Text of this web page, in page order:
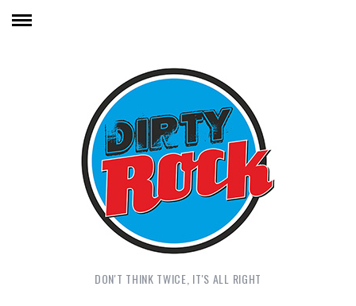
DON'T THINK TWICE, IT'S ALL RIGHT